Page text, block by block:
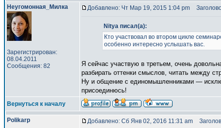
Неугомонная_Милка
Зарегистрирован:
08.04.2011
Сообщения: 82
Добавлено: Чт Мар 19, 2015 1:04 pm
Nitya писал(а):
Кто участвовал во втором цикле
особенно интересно услышать вас.
Я сейчас участвую в третьем, очень
разбирать оттенки смыслов, читать между
Ну и общение с единомышленниками —
присоединюсь!
Вернуться к началу
Polikarp Добавлено: Сб Янв 02, 2016 11:31 am